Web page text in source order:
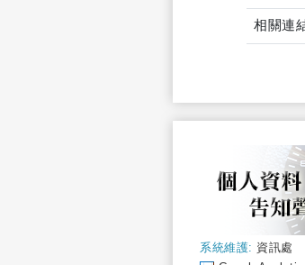
相關連
系統維護: 資訊處